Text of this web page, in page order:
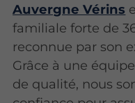
Auvergne Vérins
familiale forte de
reconnue par son
Grâce à une
de qualité, nous